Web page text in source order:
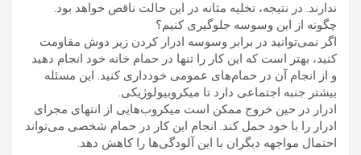
ندارند. در نتیجه، تخلیه مثانه در این حالت ناقص خواهد بود.
چگونه از این وسوسه جلوگیری کنیم؟
اگر نمی‌توانید در برابر وسوسه ادرار کردن زیر دوش مقاومت
کنید، بهتر است که این کار را تنها در حمام خانه خود انجام دهید
و از انجام آن در حمام‌های عمومی خودداری کنید. این مسئله
بیشتر جنبه اجتماعی دارد تا میکروبیولوژیکی.
ادرار در حین خروج ممکن است میکروب‌هایی از انتهای مجرای
ادرار را با خود حمل کند. انجام این کار در حمام شخصی می‌تواند
احتمال مواجهه دیگران با این آلودگی‌ها را کاهش دهد.